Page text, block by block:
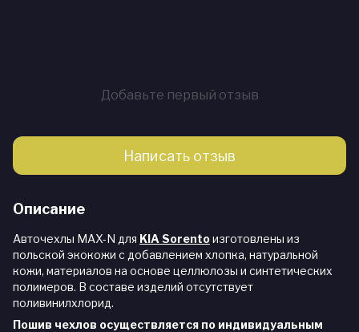
Добавьте первый отзыв
Написать отзыв
Описание
Авточехлы MAX-N для KIA Sorentoизготовлены из
польской экокожи с добавлением хлопка, натуральной
кожи, материалов на основе целлюлозы и синтетических
полимеров. В составе изделий отсутствует
поливинилхлорид.
Пошив чехлов осуществляется по индивидуальным